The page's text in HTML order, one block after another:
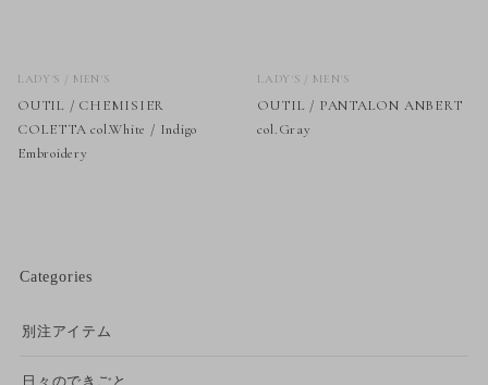
LADY'S / MEN'S
OUTIL / CHEMISIER
COLETTA col.White / Indigo
Embroidery
LADY'S / MEN'S
OUTIL / PANTALON ANBERT
col.Gray
Categories
別注アイテム
日々のできごと